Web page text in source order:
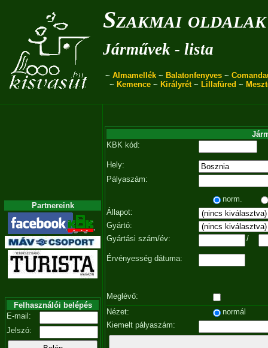
Szakmai oldalak
Járművek - lista
~ Almamellék ~ Balatonfenyves ~
~ Kemence~ Királyrét~ Lillafüred ~
Partnereink
Felhasználói belépés
E-mail:
Jelszó:
KBK kód:
Hely:
Pályaszám:
norm.
Állapot:
Gyártó:
Gyártási szám/év:
/
Érvényesség dátuma:
Meglévő:
Nézet:
normál
Kiemelt pályaszám: